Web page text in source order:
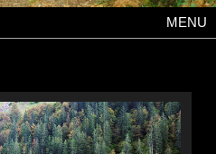
MENU